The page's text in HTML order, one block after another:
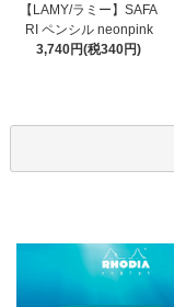
【LAMY/ラミー】SAFA
RI ペンシル neonpink
3,740円(税340円)